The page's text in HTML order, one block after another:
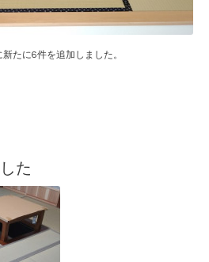
たに6件を追加しました。
た